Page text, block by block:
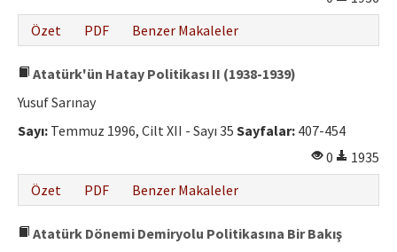
Özet
PDF Benzer Makaleler
Atatürk'ün Hatay Politikası II (1938-1939)
Yusuf Sarınay
Sayı: Temmuz 1996, Cilt XII - Sayı 35 Sayfalar: 407-454
0
1935
Özet
PDF Benzer Makaleler
Atatürk Dönemi Demiryolu Politikasına Bir Bakış